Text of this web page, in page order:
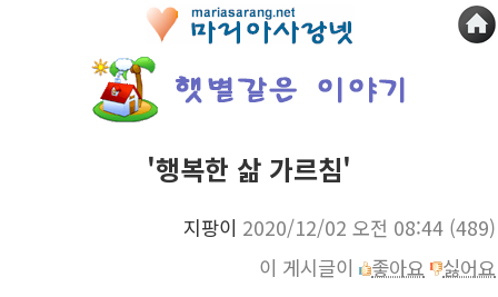
'행복한 삶 가르침'
지팡이 2020/12/02 오전 08:44 (489)
이 게시글이
좋아요 싫어요